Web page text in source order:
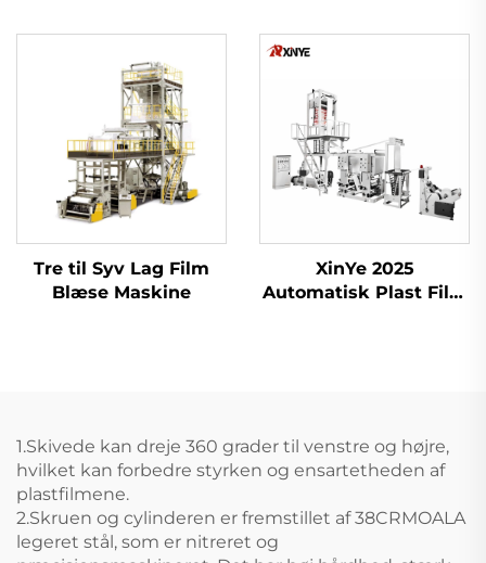
Tre til Syv Lag Film
Blæse Maskine
XinYe 2025
Automatisk Plast Film
1.Skivede kan dreje 360 grader til venstre og højre,
hvilket kan forbedre styrken og ensartetheden af
plastfilmene.
2.Skruen og cylinderen er fremstillet af 38CRMOALA
legeret stål, som er nitreret og